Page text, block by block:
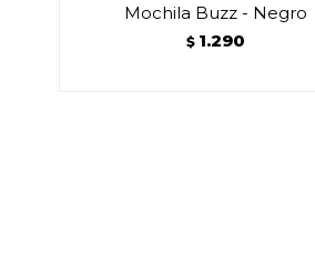
Mochila Buzz - Negro
$ 1.290